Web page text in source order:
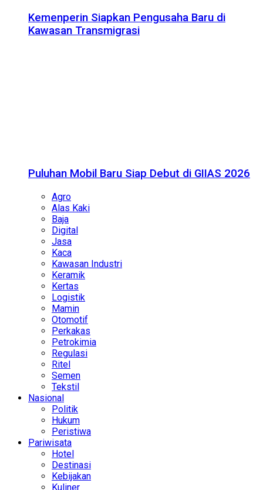
Kemenperin Siapkan Pengusaha Baru di
Kawasan Transmigrasi
Puluhan Mobil Baru Siap Debut di GIIAS 2026
Agro
Alas Kaki
Baja
Digital
Jasa
Kaca
Kawasan Industri
Keramik
Kertas
Logistik
Mamin
Otomotif
Perkakas
Petrokimia
Regulasi
Ritel
Semen
Tekstil
Nasional
Politik
Hukum
Peristiwa
Pariwisata
Hotel
Destinasi
Kebijakan
Kuliner